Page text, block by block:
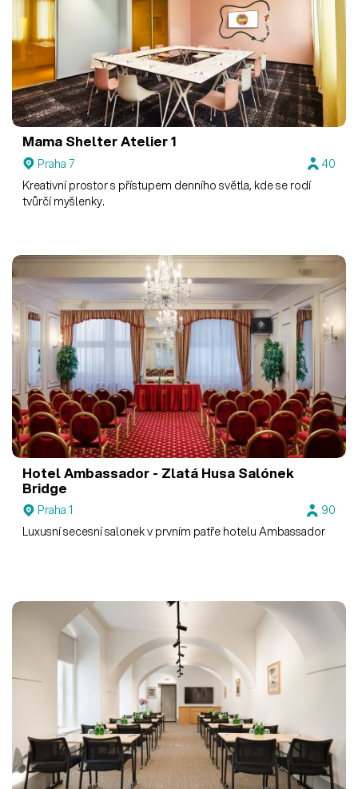
Mama ShelterAtelier 1
Praha 7
40
Kreativní prostor s přístupem denního světla, kde se rodí
tvůrčí myšlenky.
Hotel Ambassador - Zlatá Husa Salónek
Bridge
Praha 1
90
Luxusní secesní salonek v prvním patře hotelu Ambassador